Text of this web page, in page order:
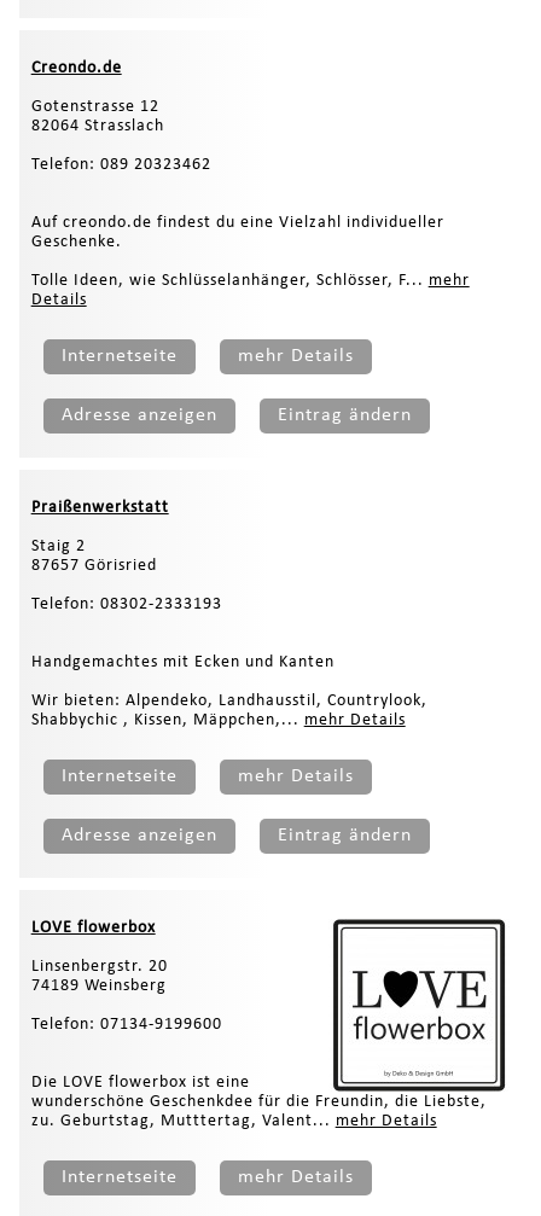
Creondo.de
Gotenstrasse 12
82064 Strasslach
Telefon: 089 20323462
Auf creondo.de findest du eine Vielzahl individueller
Geschenke.
Tolle Ideen, wie Schlüsselanhänger, Schlösser, F... mehr
Details
Internetseite mehr Details
Adresse anzeigen Eintrag ändern
Praißenwerkstatt
Staig 2
87657 Görisried
Telefon: 08302-2333193
Handgemachtes mit Ecken und Kanten
Wir bieten: Alpendeko, Landhausstil, Countrylook,
Shabbychic , Kissen, Mäppchen,... mehr Details
Internetseite mehr Details
Adresse anzeigen Eintrag ändern
LOVE flowerbox
Linsenbergstr. 20
74189 Weinsberg
Telefon: 07134-9199600
Die LOVE flowerbox ist eine
wunderschöne Geschenkdee für die Freundin, die Liebste,
zu. Geburtstag, Mutttertag, Valent... mehr Details
Internetseite mehr Details